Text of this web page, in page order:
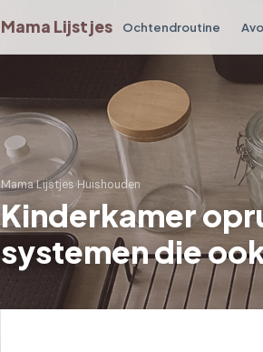
Mama Lijstjes Ochtendroutine
Mama Lijstjes›Huishouden
Kinderkamer
systemen die